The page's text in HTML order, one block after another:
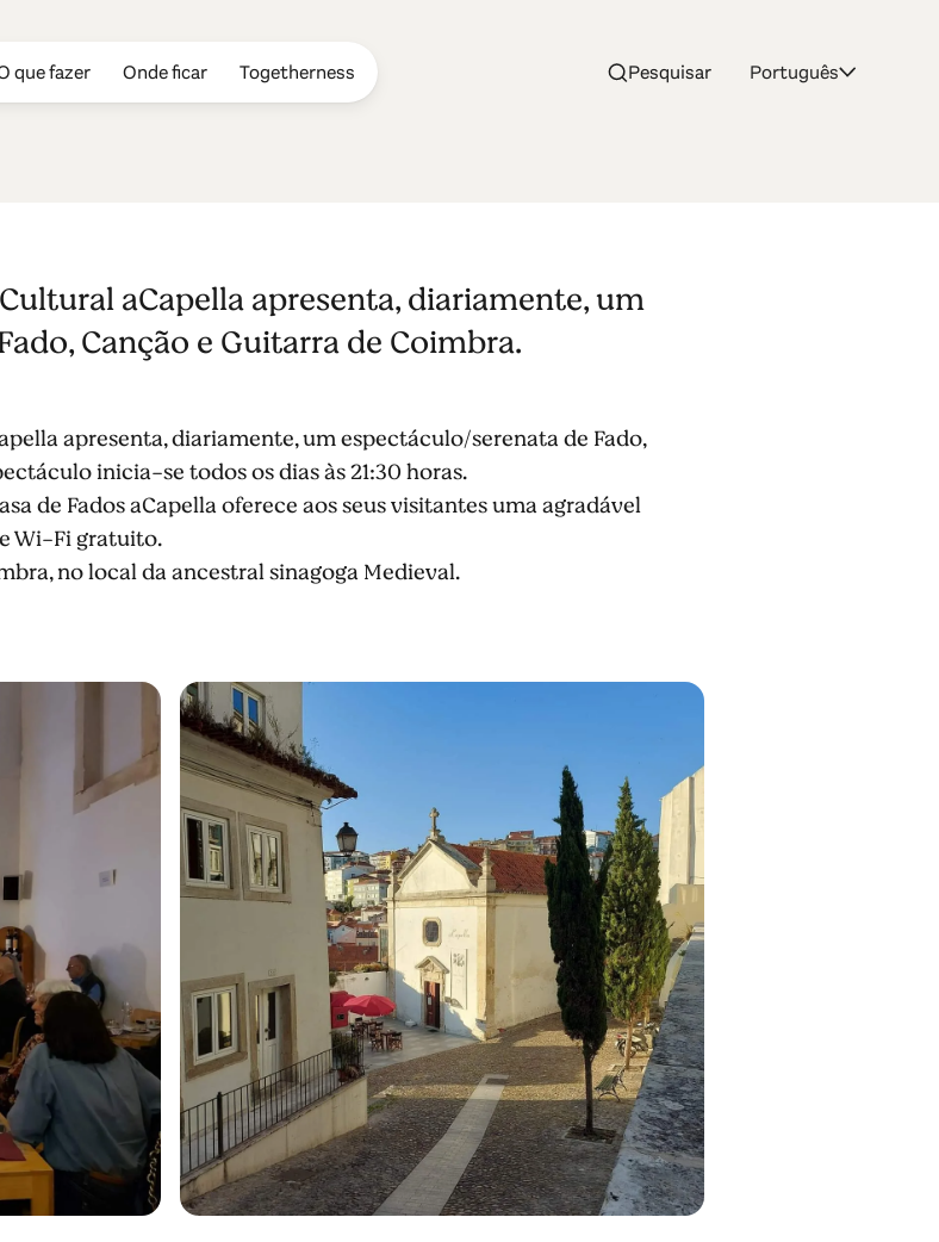
que fazer Onde ficar Togetherness Pesquisar Português
aCapella apresenta, diariamente, um
Canção e Guitarra de Coimbra.
apresenta, diariamente, um espectáculo/serenata de Fado,
inicia-se todos os dias às 21:30 horas.
de Fados aCapella oferece aos seus visitantes uma agradável
Wi-Fi gratuito.
no local da ancestral sinagoga Medieval.